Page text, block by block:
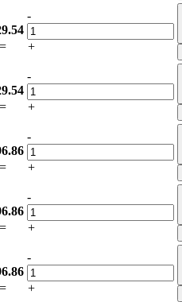
=
-
+
=
-
+
=
-
+
=
-
+
=
-
+